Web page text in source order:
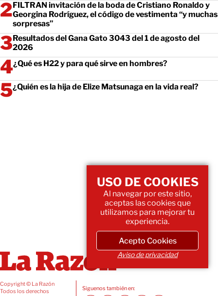
FILTRAN invitación de la boda de Cristiano Ronaldo y
Georgina Rodríguez, el código de vestimenta “y muchas
sorpresas”
Resultados del Gana Gato 3043 del 1 de agosto del
2026
¿Qué es H22 y para qué sirve en hombres?
¿Quién es la hija de Elize Matsunaga en la vida real?
Copyright © La Razón
Todos los derechos
Siguenos también en:
USO DE COOKIES
Al navegar por este sitio,
aceptas las cookies que
utilizamos para mejorar tu
experiencia.
Acepto Cookies
Aviso de privacidad